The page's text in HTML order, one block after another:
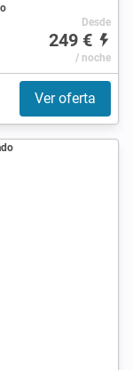
Desde
249 €
/ noche
Ver oferta